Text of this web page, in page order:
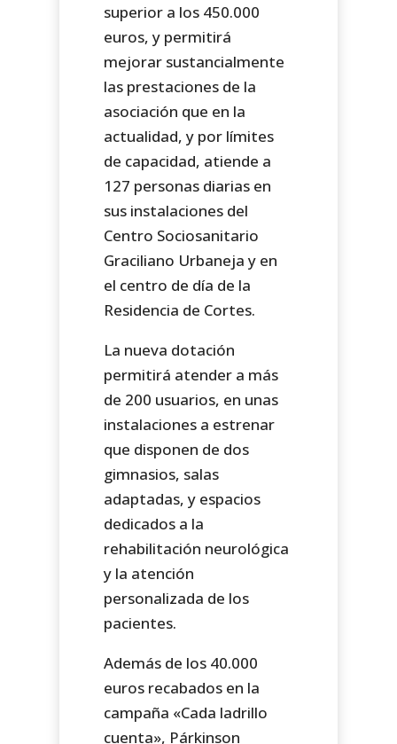
superior a los 450.000
euros, y permitirá
mejorar sustancialmente
las prestaciones de la
asociación que en la
actualidad, y por límites
de capacidad, atiende a
127 personas diarias en
sus instalaciones del
Centro Sociosanitario
Graciliano Urbaneja y en
el centro de día de la
Residencia de Cortes.
La nueva dotación
permitirá atender a más
de 200 usuarios, en unas
instalaciones a estrenar
que disponen de dos
gimnasios, salas
adaptadas, y espacios
dedicados a la
rehabilitación neurológica
y la atención
personalizada de los
pacientes.
Además de los 40.000
euros recabados en la
campaña «Cada ladrillo
cuenta», Párkinson